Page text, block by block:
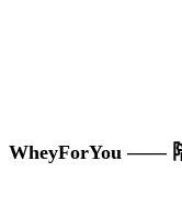
WheyForYou ——